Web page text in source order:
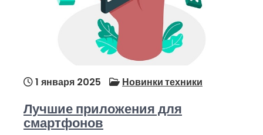
1 января 2025 Новинки техники
Лучшие приложения для
смартфонов